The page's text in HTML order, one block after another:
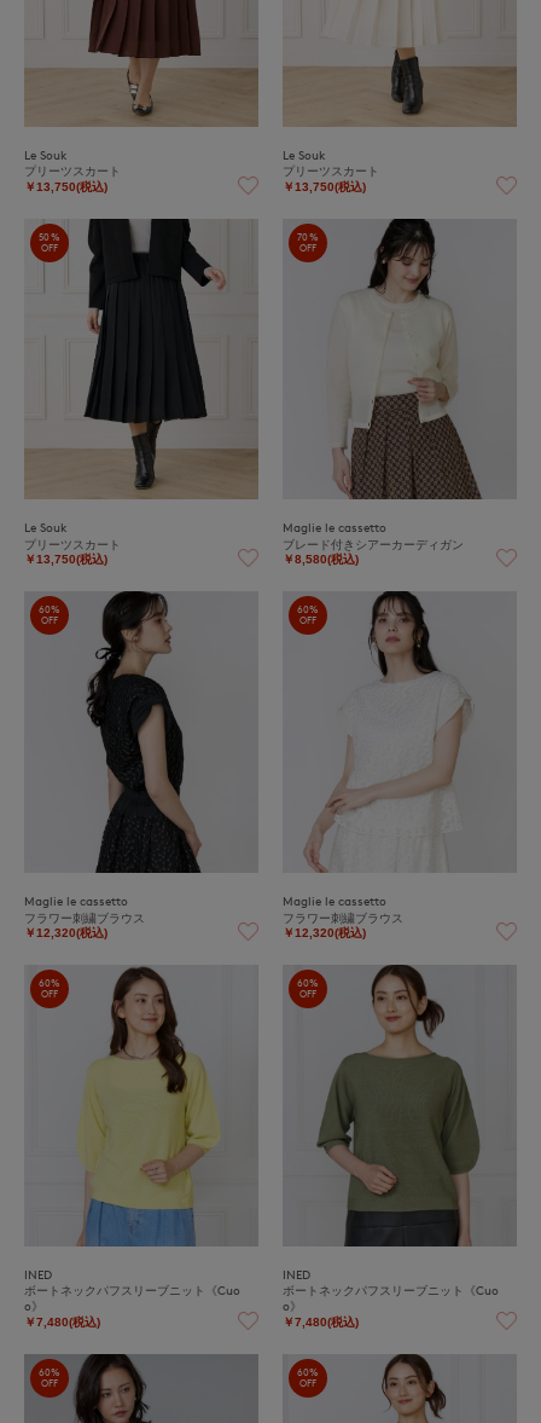
Le Souk
プリーツスカート
￥13,750(税込)
Le Souk
プリーツスカート
￥13,750(税込)
50%
OFF
Le Souk
プリーツスカート
￥13,750(税込)
70%
OFF
Maglie le cassetto
ブレード付きシアーカーディガン
￥8,580(税込)
60%
OFF
Maglie le cassetto
フラワー刺繍ブラウス
￥12,320(税込)
60%
OFF
Maglie le cassetto
フラワー刺繍ブラウス
￥12,320(税込)
60%
OFF
INED
ボートネックパフスリーブニット《Cuo
o》
￥7,480(税込)
60%
OFF
INED
ボートネックパフスリーブニット《Cuo
o》
￥7,480(税込)
60%
OFF
60%
OFF